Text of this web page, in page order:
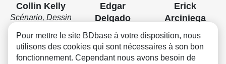
Collin Kelly
Scénario, Dessin
Edgar
Delgado
Erick
Arciniega
Pour mettre le site BDbase à votre disposition, nous
utilisons des cookies qui sont nécessaires à son bon
fonctionnement. Cependant nous avons besoin de